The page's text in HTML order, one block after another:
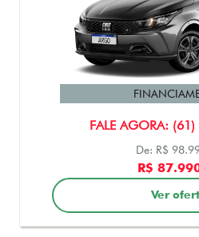
FALE AGORA:
De: R$
R$
Ver